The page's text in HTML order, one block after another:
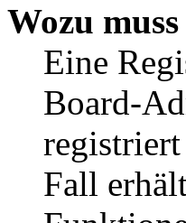
Wozu
Eine
Board-
Fall